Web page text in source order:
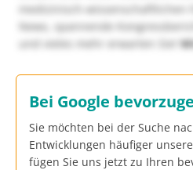
medizinisch-wissenschaftlichen
News, spannende
und vieles mehr erwarten Sie!
Bei Google
Sie möchten bei der Suche
Entwicklungen häufiger
fügen Sie uns jetzt zu Ihren